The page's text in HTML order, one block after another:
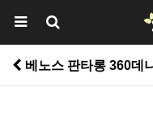
베노스 판타롱 360데